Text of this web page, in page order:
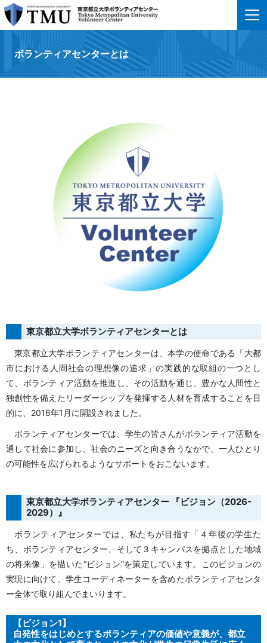
ボランティアセンター​とは
東京都立大学ボランティアセンターとは
東京都立大学ボランティアセンターは、本学の使命である「大都
市における人間社会の理想像の追求」の実践的な取組の一つとし
て、ボランティア活動を推進し、その活動を通じ、豊かな人間性と
独創性を備えたリーダーシップを発揮する人材を育成することを目
的に、2016年1月に開設されました。
ボランティアセンターでは、学生の皆さんがボランティア活動を
通して社会に参加し、社会のニーズと向き合うなかで、一人ひとり
の可能性を広げられるようなサポートをおこないます。
東京都立大学ボランティアセンター 『ビジョン（2026-
2029）』
ボランティアセンターでは、私たちが目指す「４年後の学生た
ち、ボランティアセンター、そして３キャンパスを拠点とした地域
の将来像」を描いた“ビジョン”を策定しています。このビジョンの
実現に向けて、学生コーディネーターを含めたボランティアセンタ
ー全体で取り組んでまいります。
【ビジョン1】
自発性をはじめとするボランティアの価値や意義が、都立